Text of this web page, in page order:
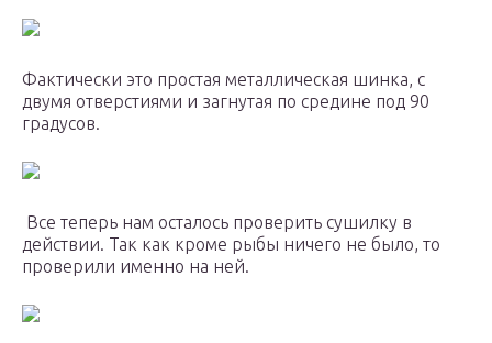
Фактически это простая металлическая шинка, с
двумя отверстиями и загнутая по средине под 90
градусов.
Все теперь нам осталось проверить сушилку в
действии. Так как кроме рыбы ничего не было, то
проверили именно на ней.